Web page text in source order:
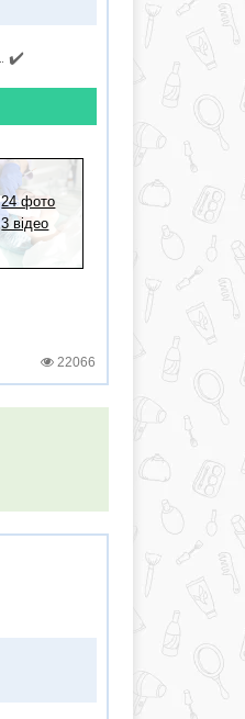
✔️
24 фото
3 відео
22066